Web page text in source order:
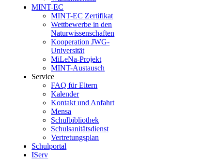
MINT-EC
MINT-EC Zertifikat
Wettbewerbe in den
Naturwissenschaften
Kooperation JWG-
Universität
MiLeNa-Projekt
MINT-Austausch
Service
FAQ für Eltern
Kalender
Kontakt und Anfahrt
Mensa
Schulbibliothek
Schulsanitätsdienst
Vertretungsplan
Schulportal
IServ